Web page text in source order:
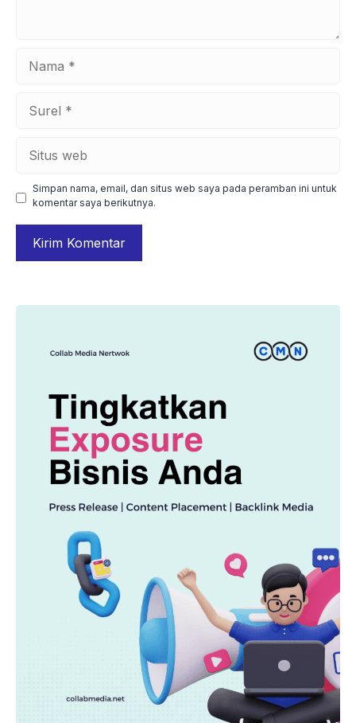
web
Simpan nama, email, dan situs web saya pada peramban ini untuk
komentar saya berikutnya.